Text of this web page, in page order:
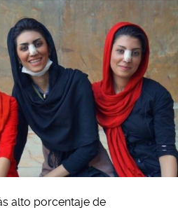
alto porcentaje de